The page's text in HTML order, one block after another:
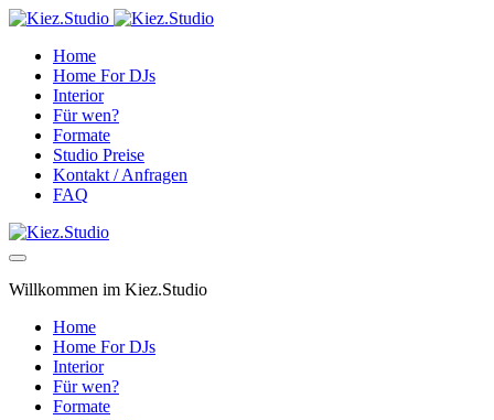
Home
Home For DJs
Interior
Für wen?
Formate
Studio Preise
Kontakt / Anfragen
FAQ
Willkommen im Kiez.Studio
Home
Home For DJs
Interior
Für wen?
Formate